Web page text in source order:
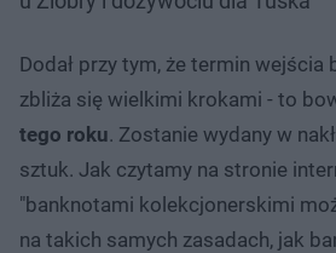
Dodał przy tym, że termin wejścia
zbliża się wielkimi krokami - to
tego roku. Zostanie wydany w
sztuk. Jak czytamy na stronie
"banknotami kolekcjonerskimi
na takich samych zasadach, jak